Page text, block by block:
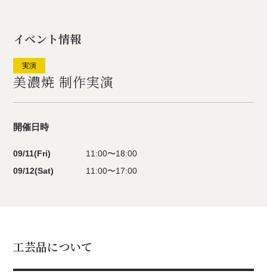
イベント情報
実演
美濃焼 制作実演
開催日時
09/11(Fri)
11:00〜18:00
09/12(Sat)
11:00〜17:00
工芸品について